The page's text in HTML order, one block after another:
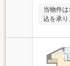
当物件
込を承り